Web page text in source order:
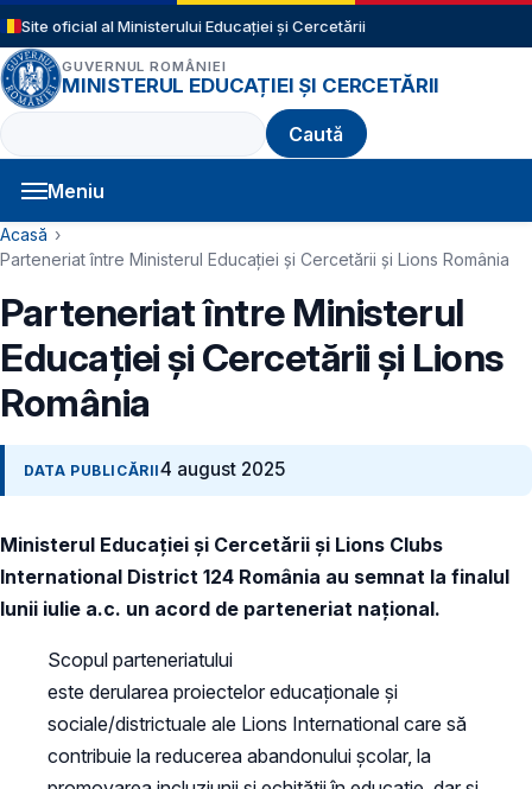
Sari la conținutul principal
Site oficial al Ministerului Educației și Cercetării
GUVERNUL ROMÂNIEI
MINISTERUL EDUCAȚIEI ȘI CERCETĂRII
Caută
Meniu
Navigație principală
Cale de navigare
Acasă
Parteneriat între Ministerul Educației și Cercetării și Lions România
Parteneriat între Ministerul
Educației și Cercetării și Lions
România
DATA PUBLICĂRII4 august 2025
Ministerul Educației și Cercetării și Lions Clubs
International District 124 România au semnat la finalul
lunii iulie a.c. un acord de parteneriat național.
Scopul parteneriatului
este derularea proiectelor educaționale și
sociale/districtuale ale Lions International care să
contribuie la reducerea abandonului școlar, la